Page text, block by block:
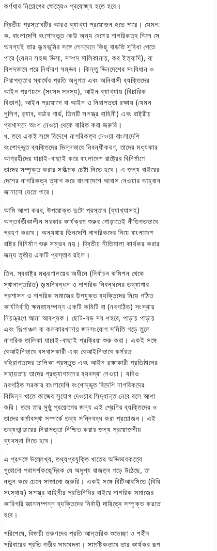
কর্ণধার নিয়োগের ক্ষেত্রেও প্রযোজ্য হতে হবে।
দ্বিতীয় প্রস্তাবটির আরও ব্যাখ্যা প্রয়োজন হতে পারে। যেমন:
ক. বাংলাদেশি বংশোদ্ভূত কেউ অন্য দেশের নাগরিকত্ব নিলে সে
অবশ্যই তার জন্মভূমির সঙ্গে লেনদেনে কিছু বাড়তি সুবিধা পেতে
পারে (যেমন সহজ ভিসা, সম্পদ মালিকানায়, কর ইত্যাদি), যা
বিশদভাবে পরে নির্ধারণ সম্ভব। কিন্তু ভিনদেশের সংবিধান ও
নিরাপত্তার স্বার্থের প্রতি অনুগত এবং অনিবাসী ব্যক্তিদের
আইন প্রণয়নে (সংসদ সদস্য), আইন ব্যাখ্যায় (বিচারিক
বিভাগ), আইন প্রয়োগে বা আইন ও নিরাপত্তা রক্ষায় (যেমন
পুলিশ, র‍্যাব, বর্ডার গার্ড, তিনটি সশস্ত্র বাহিনী) এবং রাষ্ট্রীয়
প্রশাসনে অংশ নেওয়া থেকে বারিত করা জরুরি।
খ. তবে একই সঙ্গে বিদেশে নাগরিকত্ব নেওয়া বাংলাদেশি
বংশোদ্ভূত ব্যক্তিদের ভিন্নভাবে নিবন্ধীকরণ, তাদের মধ্যকার
আগ্রহীদের যাচাই-বাছাই করে বাংলাদেশ রাষ্ট্রের বিনির্মাণে
তাদের সম্পৃক্ত করার সর্বাত্মক চেষ্টা নিতে হবে। এ জন্য বাইরের
দেশের নাগরিকত্ব ত্যাগ করে বাংলাদেশে আবাস নেওয়ার আহ্বান
জানানো যেতে পারে।
আমি আশা করব, উপরোক্ত দুটো প্রস্তাব (ব্যাখ্যাসহ)
অন্তর্বর্তীকালীন সরকার কার্যক্রম শুরুর গোড়াতেই নীতিগতভাবে
গ্রহণ করবে। অন্যথায় ভিনদেশি নাগরিকদের নিয়ে বাংলাদেশ
রাষ্ট্র বিনির্মাণ শুরু সম্ভব নয়। দ্বিতীয় নীতিমালা কার্যকর করার
জন্য তৃতীয় একটি প্রস্তাব রইল।
তিন. স্বরাষ্ট্র মন্ত্রণালয়ের অধীনে (নির্বাচন কমিশন থেকে
স্থানান্তরিত) জন্মনিবন্ধন ও নাগরিক নিবন্ধনের তথ্যাগার
প্রশাসন ও নাগরিক সমাজের উপযুক্ত ব্যক্তিদের নিয়ে গঠিত
কার্যনির্বাহী ক্ষমতাসম্পন্ন একটি কমিটি বা (নবগঠিত) সংস্থার
নিয়ন্ত্রণে আনা আবশ্যক। ছোট-বড় সব শহরে, পাড়ায় পাড়ায়
এবং শিল্পাঞ্চল বা কলকারখানায় জনসংযোগ সমিতি গড়ে তুলে
নাগরিক তালিকা যাচাই-বাছাই প্রক্রিয়া শুরু করা। একই সঙ্গে
বেআইনিভাবে বসবাসকারী এবং বেআইনিভাবে কর্মরত
বহিরাগতদের তালিকা প্রস্তুত এবং আইন রক্ষাকারী প্রতিষ্ঠানের
সহায়তায় তাদের প্রত্যাগমনের ব্যবস্থা নেওয়া। যদিও
নবগঠিত সরকার বাংলাদেশি বংশোদ্ভূত বিদেশি নাগরিকদের
বিভিন্ন খাতে কাজের সুযোগ দেওয়ার সিদ্ধান্ত নেবে বলে আশা
করি। তবে তার সুষ্ঠু প্রয়োগের জন্য এই শ্রেণির ব্যক্তিদের ও
তাদের কর্মাবস্থা সম্পর্কে তথ্য সন্নিবদ্ধ করা প্রয়োজন। এই
তথ্যভান্ডারের নিরাপত্তা নিশ্চিত করার জন্য প্রয়োজনীয়
ব্যবস্থা নিতে হবে।
এ প্রসঙ্গে উল্লেখ্য, তথ্যপ্রযুক্তি খাতের অভিভাবকত্বে
পুরোনো পরামর্শককেন্দ্রিক যে অদৃশ্য রাজত্ব গড়ে উঠেছে, তা
নতুন করে ঢেলে সাজানো জরুরি। একই সঙ্গে বিটিআরসিতে (বিধি
সংস্থায়) সশস্ত্র বাহিনীর প্রতিনিধির বাইরে নাগরিক সমাজের
কারিগরি জ্ঞানসম্পন্ন ব্যক্তিদের নির্বাহী দায়িত্বে সম্পৃক্ত করতে
হবে।
পরিশেষে, বিজয়ী তরুণদের প্রতি আন্তরিক শুভেচ্ছা ও শহীদ
পরিবারের প্রতি গভীর সমবেদনা। সামষ্টিকভাবে তার কার্যকর রূপ